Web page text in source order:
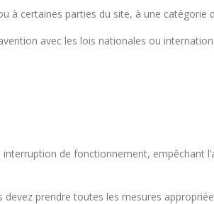
à certaines parties du site, à une catégorie
avec les lois nationales ou
de fonctionnement, empêchant
prendre toutes les mesures